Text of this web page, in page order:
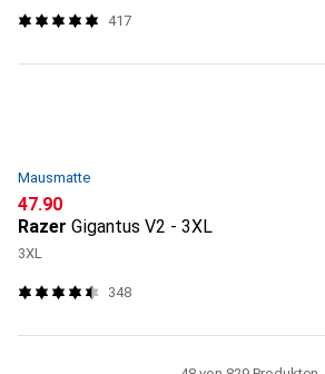
417
Mausmatte
CHF
47.90
Razer Gigantus V2 - 3XL
3XL
348